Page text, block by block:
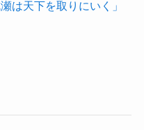
は天下を取りにいく」